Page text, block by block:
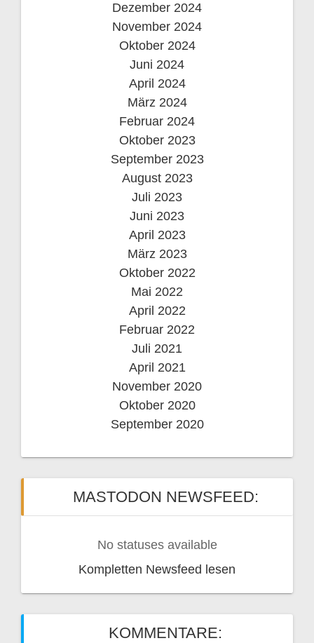
Dezember 2024
November 2024
Oktober 2024
Juni 2024
April 2024
März 2024
Februar 2024
Oktober 2023
September 2023
August 2023
Juli 2023
Juni 2023
April 2023
März 2023
Oktober 2022
Mai 2022
April 2022
Februar 2022
Juli 2021
April 2021
November 2020
Oktober 2020
September 2020
MASTODON NEWSFEED:
No statuses available
Kompletten Newsfeed lesen
KOMMENTARE: